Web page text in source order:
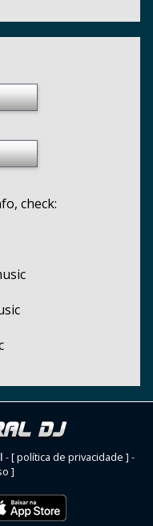
check:
-[ política de privacidade ] -
]